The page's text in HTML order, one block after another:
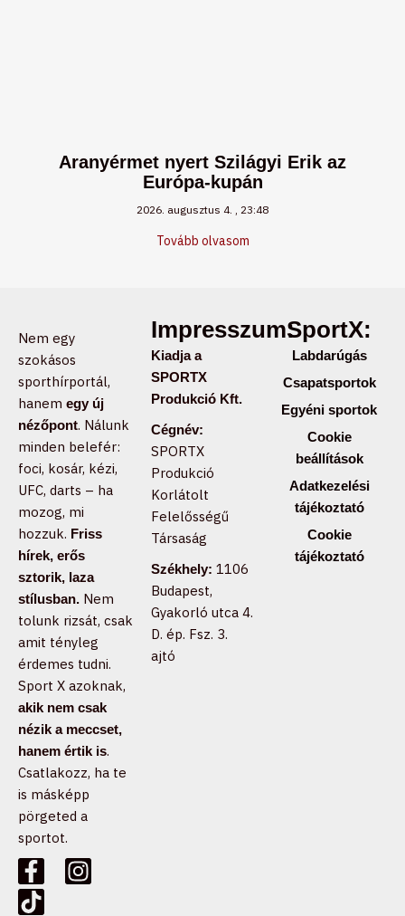
Aranyérmet nyert Szilágyi Erik az
Európa-kupán
2026. augusztus 4. 23:48
Tovább olvasom
Nem egy
szokásos
sporthírportál,
hanem egy új
nézőpont. Nálunk
minden belefér:
foci, kosár, kézi,
UFC, darts – ha
mozog, mi
hozzuk. Friss
hírek, erős
sztorik, laza
stílusban. Nem
tolunk rizsát, csak
amit tényleg
érdemes tudni.
Sport X azoknak,
akik nem csak
nézik a meccset,
hanem értik is.
Csatlakozz, ha te
is másképp
pörgeted a
sportot.
F
a
c
I
n
T
i
k
Impresszum:
Kiadja a
SPORTX
Produkció Kft.
Cégnév:
SPORTX
Produkció
Korlátolt
Felelősségű
Társaság
Székhely: 1106
Budapest,
Gyakorló utca 4.
D. ép. Fsz. 3.
ajtó
SportX:
Labdarúgás
Csapatsportok
Egyéni sportok
Cookie
beállítások
Adatkezelési
tájékoztató
Cookie
tájékoztató